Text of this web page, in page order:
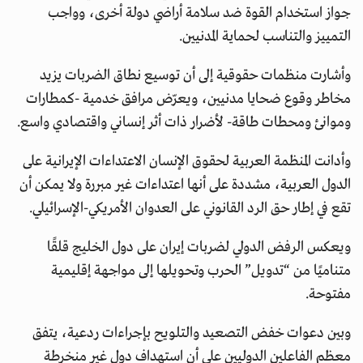
جواز استخدام القوة ضد سلامة أراضي دولة أخرى، وواجب
التمييز والتناسب لحماية المدنيين.
وأشارت منظمات حقوقية إلى أن توسيع نطاق الضربات يزيد
مخاطر وقوع ضحايا مدنيين، ويعرّض مرافق خدمية -كمطارات
وموانئ ومحطات طاقة- لأضرار ذات أثر إنساني واقتصادي واسع.
وأدانت المنظمة العربية لحقوق الإنسان الاعتداءات الإيرانية على
الدول العربية، مشددة على أنها اعتداءات غير مبررة ولا يمكن أن
تقع في إطار حق الرد القانوني على العدوان الأمريكي-الإسرائيلي.
ويعكس الرفض الدولي لضربات إيران على دول الخليج قلقًا
متناميًا من “تدويل” الحرب وتحويلها إلى مواجهة إقليمية
مفتوحة.
وبين دعوات خفض التصعيد والتلويح بإجراءات ردعية، يتفق
معظم الفاعلين الدوليين على أن استهداف دول غير منخرطة